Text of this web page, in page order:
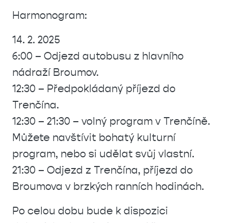
Harmonogram:
14. 2. 2025
6:00 – Odjezd autobusu z hlavního
nádraží Broumov.
12:30 – Předpokládaný příjezd do
Trenčína.
12:30 – 21:30 – volný program v Trenčíně.
Můžete navštívit bohatý kulturní
program, nebo si udělat svůj vlastní.
21:30 – Odjezd z Trenčína, příjezd do
Broumova v brzkých ranních hodinách.
Po celou dobu bude k dispozici